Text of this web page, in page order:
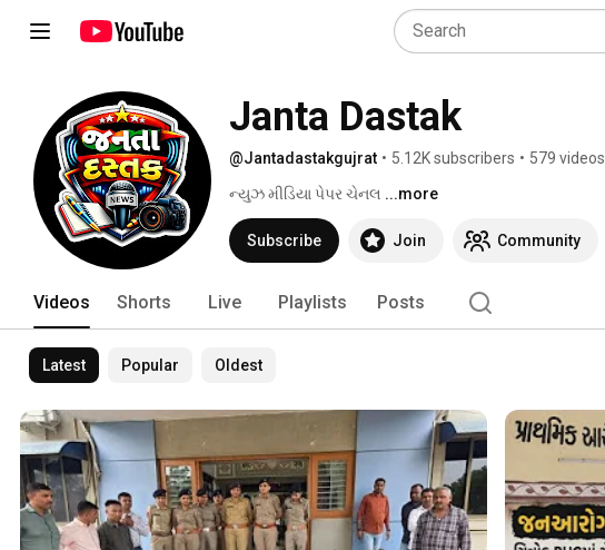
Janta Dastak
@Jantadastakgujrat • 5.12K subscribers • 579 videos
ન્યુઝ મીડિયા પેપર ચેનલ ...more
Subscribe Join Community
Videos Shorts Live Playlists Posts
Latest Popular Oldest